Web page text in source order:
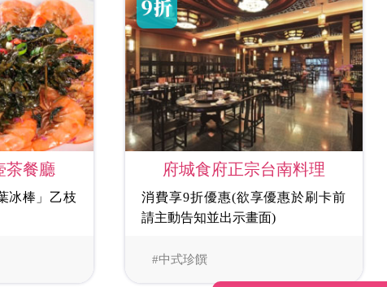
茶餐廳
冰棒」乙枝
#中式珍饌
府城食府正宗台南料理
消費享9折優惠(欲享優惠於刷卡前
請主動告知並出示畫面)